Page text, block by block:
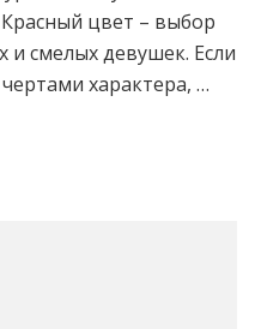
цвет – выбор
и смелых девушек. Если
характера, …